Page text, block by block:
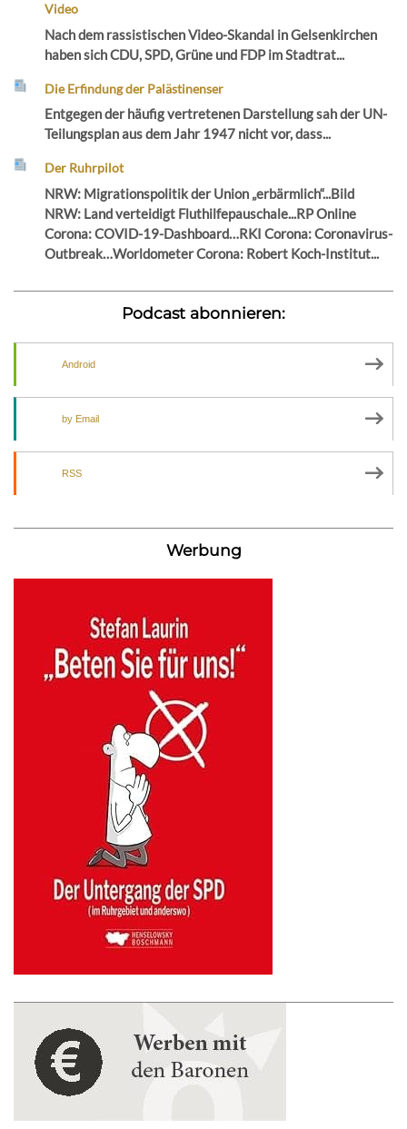
Video
Nach dem rassistischen Video-Skandal in Gelsenkirchen
haben sich CDU, SPD, Grüne und FDP im Stadtrat...
Die Erfindung der Palästinenser
Entgegen der häufig vertretenen Darstellung sah der UN-
Teilungsplan aus dem Jahr 1947 nicht vor, dass...
Der Ruhrpilot
NRW: Migrationspolitik der Union „erbärmlich“...Bild
NRW: Land verteidigt Fluthilfepauschale...RP Online
Corona: COVID-19-Dashboard…RKI Corona: Coronavirus-
Outbreak…Worldometer Corona: Robert Koch-Institut...
Podcast abonnieren:
Android
by Email
RSS
Werbung